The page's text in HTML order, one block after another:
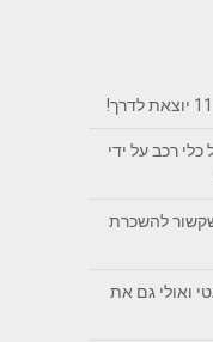
רכב על ידי
להשכרת
ואולי גם את